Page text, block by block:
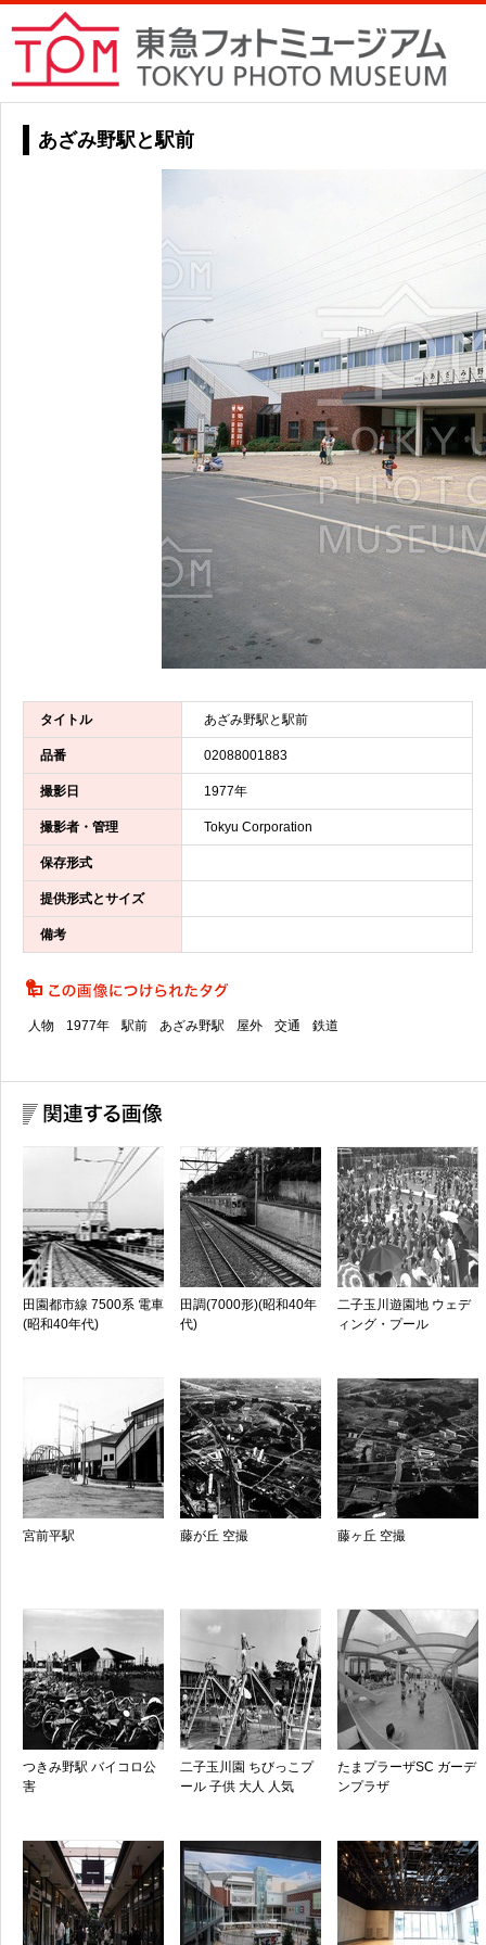
あざみ野駅と駅前
タイトル あざみ野駅と駅前
品番 02088001883
撮影日 1977年
撮影者・管理 Tokyu Corporation
保存形式
提供形式とサイズ
備考
人物 1977年 駅前 あざみ野駅 屋外 交通 鉄道
田園都市線 7500系 電車
(昭和40年代)
田調(7000形)(昭和40年
代)
二子玉川遊園地 ウェデ
ィング・プール
宮前平駅 藤が丘 空撮 藤ヶ丘 空撮
つきみ野駅 バイコロ公
害
二子玉川園 ちびっこプ
ール 子供 大人 人気
たまプラーザSC ガーデ
ンプラザ